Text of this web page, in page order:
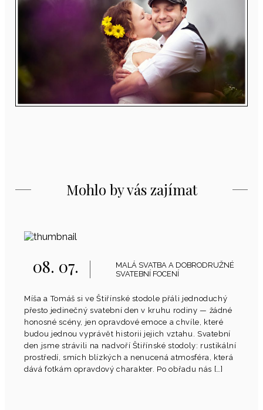
Mohlo by vás zajímat
08. 07.
MALÁ SVATBA A DOBRODRUŽNÉ
SVATEBNÍ FOCENÍ
Míša a Tomáš si ve Štiřínské stodole přáli jednoduchý
přesto jedinečný svatební den v kruhu rodiny — žádné
honosné scény, jen opravdové emoce a chvíle, které
budou jednou vyprávět historii jejich vztahu. Svatební
den jsme strávili na nadvoří Štiřínské stodoly: rustikální
prostředí, smích blízkých a nenucená atmosféra, která
dává fotkám opravdový charakter. Po obřadu nás […]